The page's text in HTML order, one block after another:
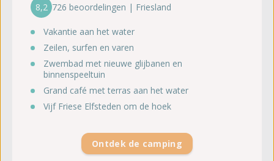
8,2 726 beoordelingen | Friesland
Vakantie aan het water
Zeilen, surfen en varen
Zwembad met nieuwe glijbanen en
binnenspeeltuin
Grand café met terras aan het water
Vijf Friese Elfsteden om de hoek
Ontdek de camping